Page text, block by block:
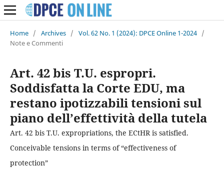
Home / Archives / Vol. 62 No. 1 (2024): DPCE Online 1-2024 /
Note e Commenti
Art. 42 bis T.U. espropri.
Soddisfatta la Corte EDU, ma
restano ipotizzabili tensioni sul
piano dell’effettività della tutela
Art. 42 bis T.U. expropriations, the ECtHR is satisfied.
Conceivable tensions in terms of “effectiveness of
protection”